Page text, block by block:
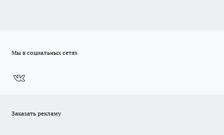
Мы в социальных сетях
Заказать рекламу